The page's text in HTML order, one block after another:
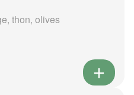
thon, olives